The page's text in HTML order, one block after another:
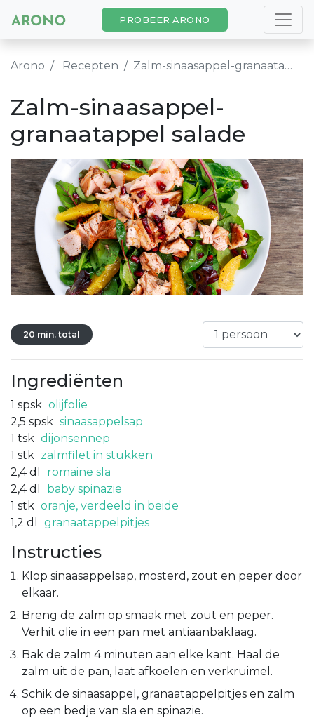
PROBEER ARONO
Arono Recepten Zalm-sinaasappel-granaatappel salade
Zalm-sinaasappel-
granaatappel salade
20 min. total
Ingrediënten
1 spsk olijfolie
2,5 spsk sinaasappelsap
1 tsk dijonsennep
1 stk zalmfilet in stukken
2,4 dl
romaine sla
2,4 dl
baby spinazie
1 stk oranje, verdeeld in beide
1,2 dl granaatappelpitjes
Instructies
Klop sinaasappelsap, mosterd, zout en peper door
elkaar.
Breng de zalm op smaak met zout en peper.
Verhit olie in een pan met antiaanbaklaag.
Bak de zalm 4 minuten aan elke kant. Haal de
zalm uit de pan, laat afkoelen en verkruimel.
Schik de sinaasappel, granaatappelpitjes en zalm
op een bedje van sla en spinazie.